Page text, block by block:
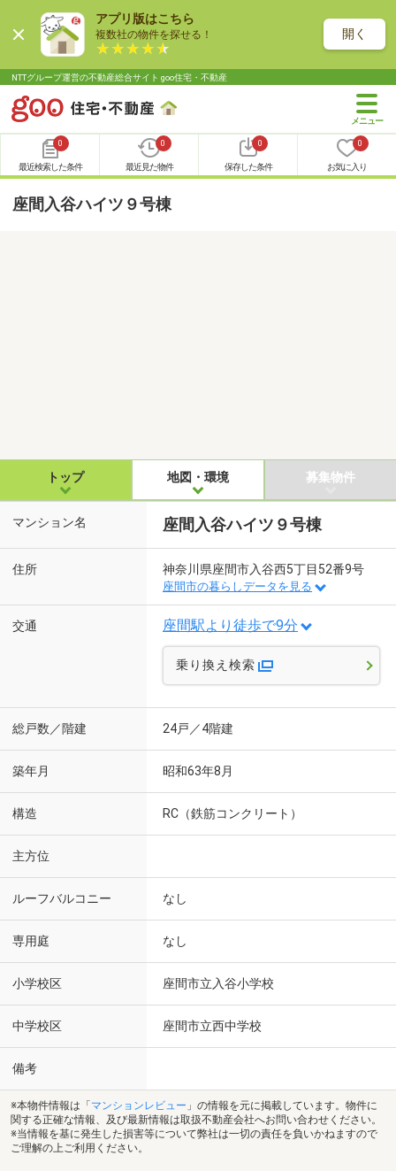
アプリ版はこちら
複数社の物件を探せる！ 開く
NTTグループ運営の不動産総合サイト goo住宅・不動産
0
最近検索した条件
0
最近見た物件
0
保存した条件
0
お気に入り
座間入谷ハイツ９号棟
トップ 地図・環境 募集物件
マンション名 座間入谷ハイツ９号棟
住所 神奈川県座間市入谷西5丁目52番9号
座間市の暮らしデータを見る
交通 座間駅より徒歩で9分
乗り換え検索
総戸数／階建 24戸／4階建
築年月 昭和63年8月
構造 RC（鉄筋コンクリート）
主方位
ルーフバルコニー なし
専用庭 なし
小学校区 座間市立入谷小学校
中学校区 座間市立西中学校
備考
※本物件情報は「 マンションレビュー 」の情報を元に掲載しています。物件に
関する正確な情報、及び最新情報は取扱不動産会社へお問い合わせください。
※当情報を基に発生した損害等について弊社は一切の責任を負いかねますので
ご理解の上ご利用ください。